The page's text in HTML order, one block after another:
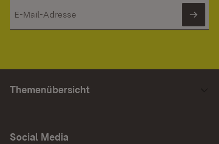
Themenübersicht
Social Media